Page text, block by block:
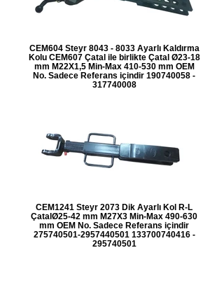
CEM604 Steyr 8043 - 8033 Ayarlı Kaldırma
Kolu CEM607 Çatal ile birlikte Çatal Ø23-18
mm M22X1,5 Min-Max 410-530 mm OEM
No. Sadece Referans içindir 190740058 -
317740008
CEM1241 Steyr 2073 Dik Ayarlı Kol R-L
ÇatalØ25-42 mm M27X3 Min-Max 490-630
mm OEM No. Sadece Referans içindir
275740501-2957440501 133700740416 -
295740501